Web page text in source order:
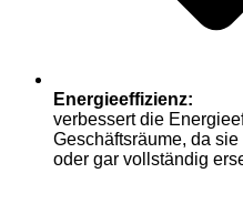
Energieeffizienz:
verbessert die
Geschäftsräume, da
oder gar vollständig